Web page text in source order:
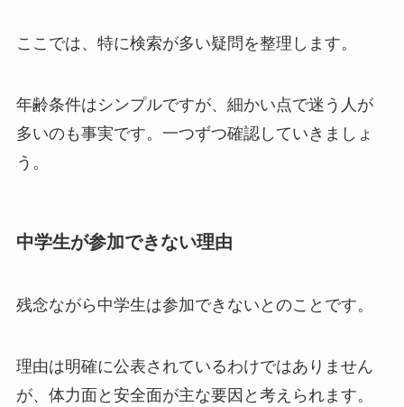
ここでは、特に検索が多い疑問を整理します。
年齢条件はシンプルですが、細かい点で迷う人が
多いのも事実です。一つずつ確認していきましょ
う。
中学生が参加できない理由
残念ながら中学生は参加できないとのことです。
理由は明確に公表されているわけではありません
が、体力面と安全面が主な要因と考えられます。